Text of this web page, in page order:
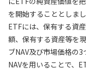
を開始することとしまし
ETFには、保有する資
額、保有する資産等を
ブNAV及び市場価格の
NAVを用いることで、